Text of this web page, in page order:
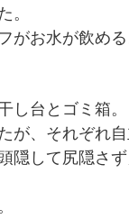
。
がお水が飲め
し台とゴミ箱。
、それぞれ自
隠して尻隠さず